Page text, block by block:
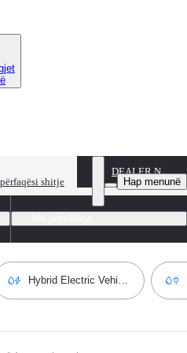
shitje
DEALER NAME
Hap menunë
Hybrid Electric Vehicle